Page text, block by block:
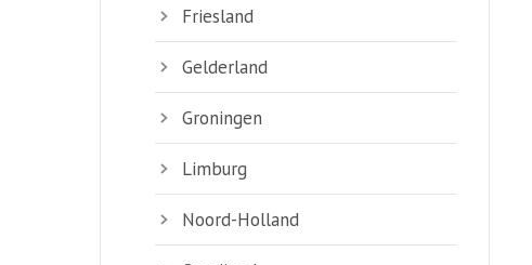
Friesland
Gelderland
Groningen
Limburg
Noord-Holland